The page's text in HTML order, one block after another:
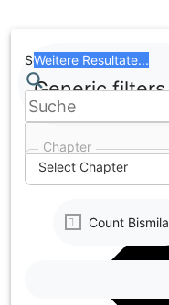
to
content
Chapter
Select Chapter
Search
Weitere Resultate...
Generic filters
Count